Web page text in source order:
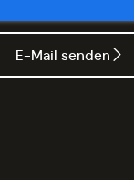
E-Mail senden